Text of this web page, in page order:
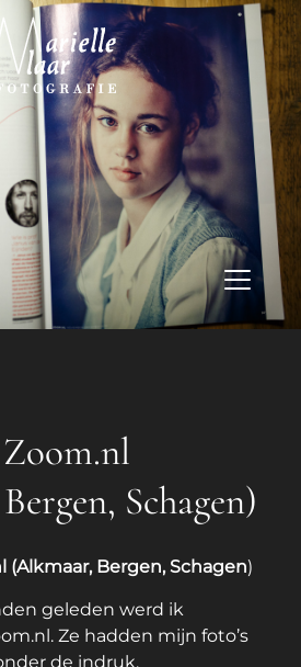
Schagen)
(Alkmaar, Bergen, Schagen)
geleden werd ik
Ze hadden mijn foto’s
de indruk.